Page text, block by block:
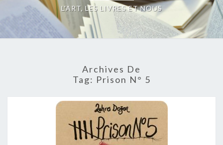
L'ART, LES LIVRES ET NOUS
Archives De
Tag: Prison N° 5